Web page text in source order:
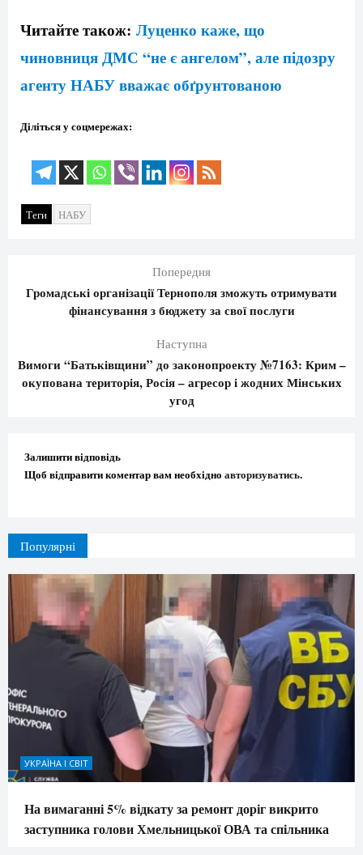
Читайте також: Луценко каже, що
чиновниця ДМС “не є ангелом”, але підозру
агенту НАБУ вважає обґрунтованою
Діліться у соцмережах:
Теги НАБУ
Попередня
Громадські організації Тернополя зможуть отримувати
фінансування з бюджету за свої послуги
Наступна
Вимоги “Батьківщини” до законопроекту №7163: Крим –
окупована територія, Росія – агресор і жодних Мінських
угод
Залишити відповідь
Щоб відправити коментар вам необхідно авторизуватись.
Популярні
УКРАЇНА І СВІТ
На вимаганні 5% відкату за ремонт доріг викрито
заступника голови Хмельницької ОВА та спільника